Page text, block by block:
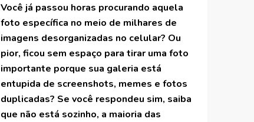
Você já passou horas procurando aquela
foto específica no meio de milhares de
imagens desorganizadas no celular? Ou
pior, ficou sem espaço para tirar uma foto
importante porque sua galeria está
entupida de screenshots, memes e fotos
duplicadas? Se você respondeu sim, saiba
que não está sozinho, a maioria das